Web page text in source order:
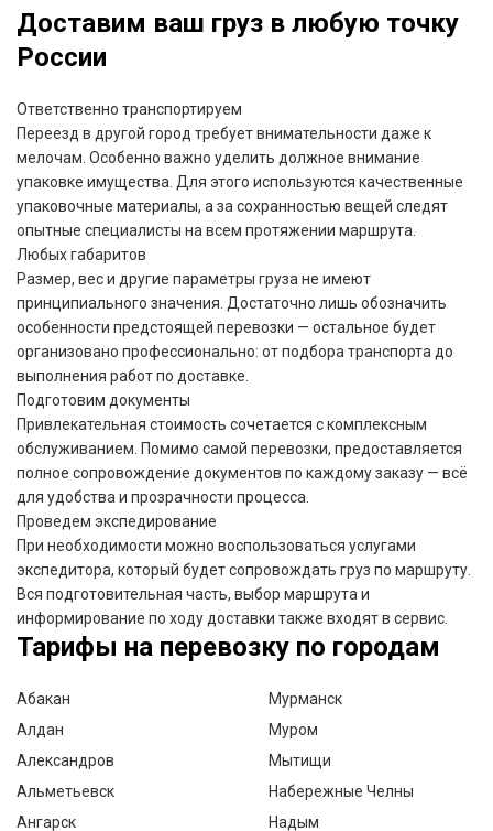
Доставим ваш груз в любую точку
России
Ответственно транспортируем
Переезд в другой город требует внимательности даже к
мелочам. Особенно важно уделить должное внимание
упаковке имущества. Для этого используются качественные
упаковочные материалы, а за сохранностью вещей следят
опытные специалисты на всем протяжении маршрута.
Любых габаритов
Размер, вес и другие параметры груза не имеют
принципиального значения. Достаточно лишь обозначить
особенности предстоящей перевозки — остальное будет
организовано профессионально: от подбора транспорта до
выполнения работ по доставке.
Подготовим документы
Привлекательная стоимость сочетается с комплексным
обслуживанием. Помимо самой перевозки, предоставляется
полное сопровождение документов по каждому заказу — всё
для удобства и прозрачности процесса.
Проведем экспедирование
При необходимости можно воспользоваться услугами
экспедитора, который будет сопровождать груз по маршруту.
Вся подготовительная часть, выбор маршрута и
информирование по ходу доставки также входят в сервис.
Тарифы на перевозку по городам
Абакан
Алдан
Александров
Альметьевск
Ангарск
Мурманск
Муром
Мытищи
Набережные Челны
Надым